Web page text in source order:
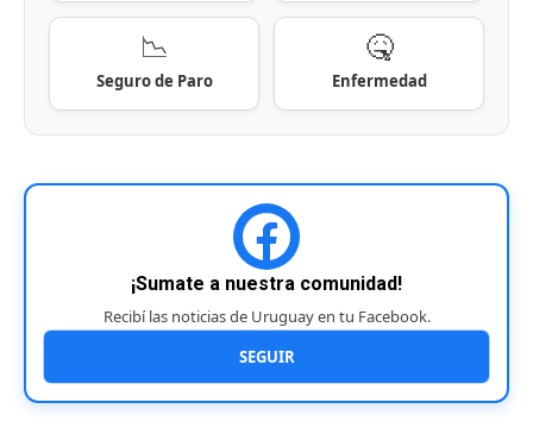
📉
Seguro de Paro
🤒
Enfermedad
¡Sumate a nuestra comunidad!
Recibí las noticias de Uruguay en tu Facebook.
SEGUIR